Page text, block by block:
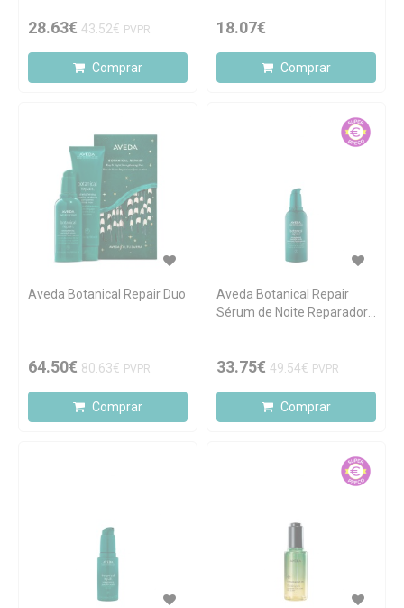
28.63€ 43.52€ PVPR
Comprar
18.07€
Comprar
Aveda Botanical Repair Duo
64.50€ 80.63€ PVPR
Comprar
Aveda Botanical Repair
Sérum de Noite Reparador
33.75€ 49.54€ PVPR
Comprar